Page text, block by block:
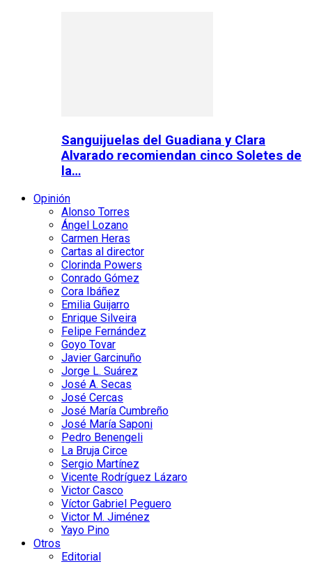
Sanguijuelas del Guadiana y Clara
Alvarado recomiendan cinco Soletes de
la…
Opinión
Alonso Torres
Ángel Lozano
Carmen Heras
Cartas al director
Clorinda Powers
Conrado Gómez
Cora Ibáñez
Emilia Guijarro
Enrique Silveira
Felipe Fernández
Goyo Tovar
Javier Garcinuño
Jorge L. Suárez
José A. Secas
José Cercas
José María Cumbreño
José María Saponi
Pedro Benengeli
La Bruja Circe
Sergio Martínez
Vicente Rodríguez Lázaro
Victor Casco
Víctor Gabriel Peguero
Victor M. Jiménez
Yayo Pino
Otros
Editorial